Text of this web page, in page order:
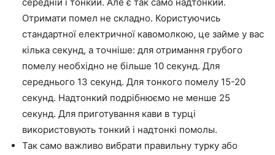
середній і тонкий. Але є так само надтонкий.
Отримати помел не складно. Користуючись
стандартної електричної кавомолкою, це займе у вас
кілька секунд, а точніше: для отримання грубого
помелу необхідно не більше 10 секунд. Для
середнього 13 секунд. Для тонкого помелу 15-20
секунд. Надтонкий подрібнюємо не менше 25
секунд. Для приготування кави в турці
використовують тонкий і надтонкі помолы.
Так само важливо вибрати правильну турку або